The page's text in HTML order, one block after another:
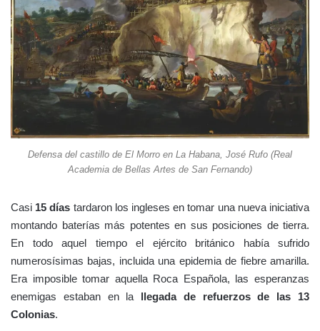
Defensa del castillo de El Morro en La Habana, José Rufo (Real
Academia de Bellas Artes de San Fernando)
Casi 15 días tardaron los ingleses en tomar una nueva iniciativa
montando baterías más potentes en sus posiciones de tierra.
En todo aquel tiempo el ejército británico había sufrido
numerosísimas bajas, incluida una epidemia de fiebre amarilla.
Era imposible tomar aquella Roca Española, las esperanzas
enemigas estaban en la llegada de refuerzos de las 13
Colonias.